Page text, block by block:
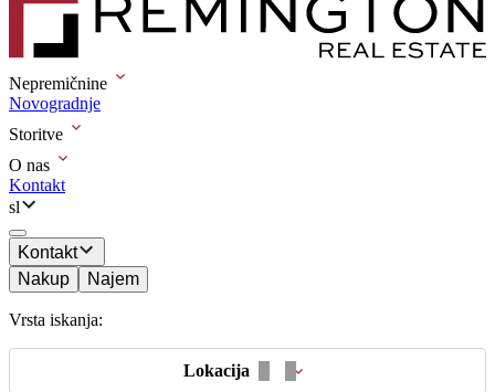
Nepremičnine
Novogradnje
Storitve
O nas
Kontakt
sl
Kontakt
Nakup
Najem
Vrsta iskanja:
Lokacija